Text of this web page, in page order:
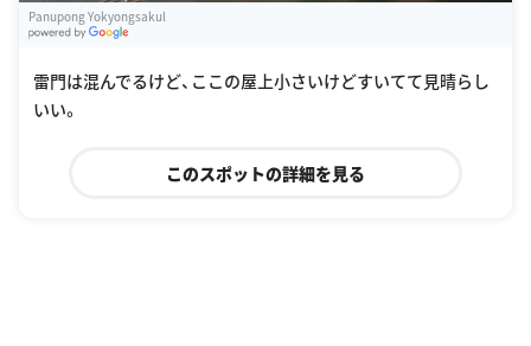
Panupong Yokyongsakul
雷門は混んでるけど、ここの屋上小さいけどすいてて見晴らし
いい。
このスポットの詳細を見る